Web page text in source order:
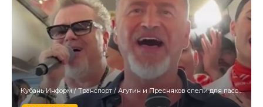
Кубань Информ/Транспорт / Агутин и Пресняков спели для пассажиров рейса «Москва — Сочи»